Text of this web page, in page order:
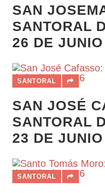
SAN
SANTORAL
26 DE
SANTORAL
SAN JOSÉ
SANTORAL
23 DE
SANTORAL